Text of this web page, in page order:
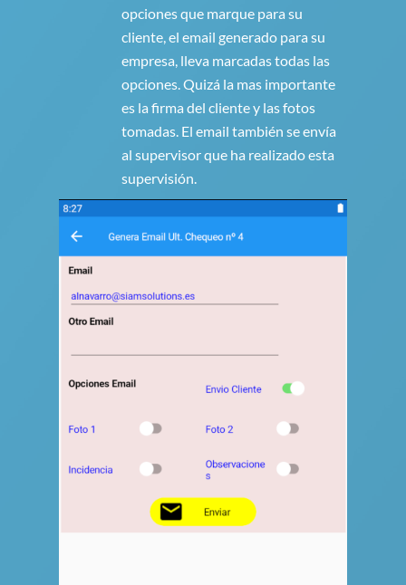
opciones que marque para su
cliente, el email generado para su
empresa, lleva marcadas todas las
opciones. Quizá la mas importante
es la firma del cliente y las fotos
tomadas. El email también se envía
al supervisor que ha realizado esta
supervisión.